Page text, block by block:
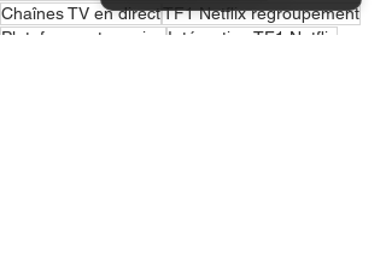
Chaînes TV en directTF1 Netflix regroupement
Plateforme streaming
Intégration TF1 Netflix